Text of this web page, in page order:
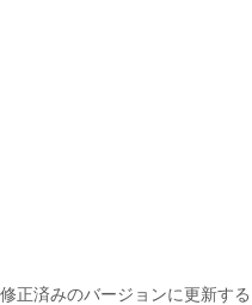
正済みのバージョンに更新す